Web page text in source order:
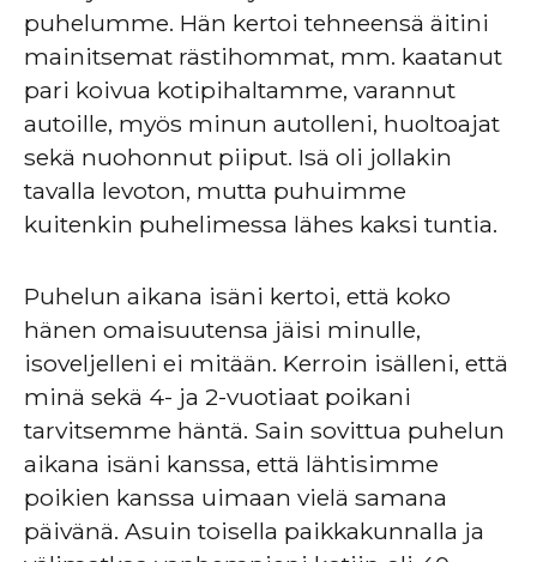
puhelumme. Hän kertoi tehneensä äitini
mainitsemat rästihommat, mm. kaatanut
pari koivua kotipihaltamme, varannut
autoille, myös minun autolleni, huoltoajat
sekä nuohonnut piiput. Isä oli jollakin
tavalla levoton, mutta puhuimme
kuitenkin puhelimessa lähes kaksi tuntia.
Puhelun aikana isäni kertoi, että koko
hänen omaisuutensa jäisi minulle,
isoveljelleni ei mitään. Kerroin isälleni, että
minä sekä 4- ja 2-vuotiaat poikani
tarvitsemme häntä. Sain sovittua puhelun
aikana isäni kanssa, että lähtisimme
poikien kanssa uimaan vielä samana
päivänä. Asuin toisella paikkakunnalla ja